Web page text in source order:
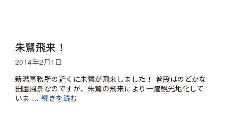
朱鷺飛来！
2014年2月1日
新潟事務所の近くに朱鷺が飛来しました！ 普段はのどかな
田園風景なのですが、朱鷺の飛来により一躍観光地化して
いま …続きを読む